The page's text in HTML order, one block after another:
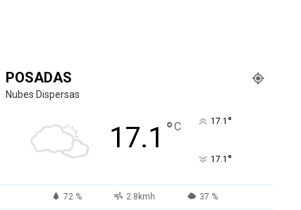
POSADAS
Nubes Dispersas
17.1 °C 17.1 °
17.1 °
72 % 2.8kmh 37 %